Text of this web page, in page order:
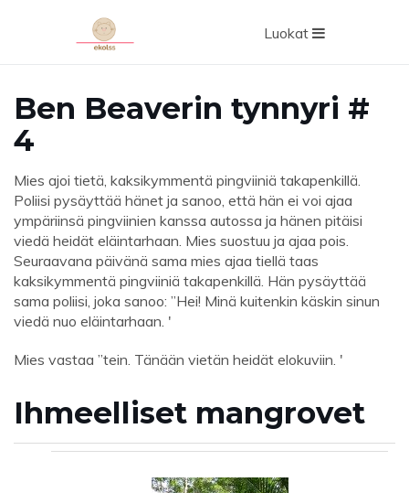
Luokat
Ben Beaverin tynnyri #
4
Mies ajoi tietä, kaksikymmentä pingviiniä takapenkillä.
Poliisi pysäyttää hänet ja sanoo, että hän ei voi ajaa
ympäriinsä pingviinien kanssa autossa ja hänen pitäisi
viedä heidät eläintarhaan. Mies suostuu ja ajaa pois.
Seuraavana päivänä sama mies ajaa tiellä taas
kaksikymmentä pingviiniä takapenkillä. Hän pysäyttää
sama poliisi, joka sanoo: ”Hei! Minä kuitenkin käskin sinun
viedä nuo eläintarhaan. '
Mies vastaa ”tein. Tänään vietän heidät elokuviin. '
Ihmeelliset mangrovet